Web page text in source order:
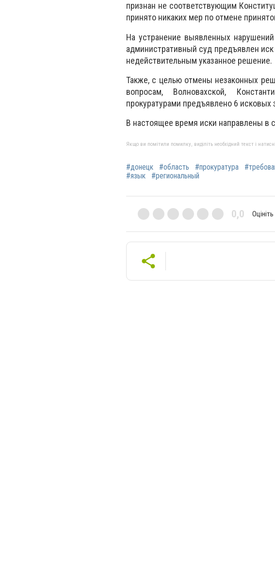
признан не соответствующим
принято никаких мер по отмене
На устранение выявленных
административный суд предъявлен
недействительным указанное решение.
Также, с целью отмены незаконных
вопросам, Волновахской,
прокуратурами предъявлено 6 исковых
В настоящее время иски направлены в
Якщо ви помітили помилку, виділіть необхідний текст і
#донецк #область #прокуратура
#язык
#региональный
0,0